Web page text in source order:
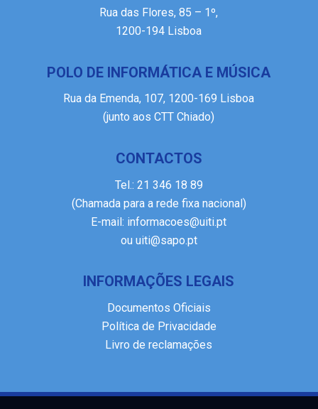
Rua das Flores, 85 – 1º,
1200-194 Lisboa
POLO DE INFORMÁTICA E MÚSICA
Rua da Emenda, 107, 1200-169 Lisboa
(junto aos CTT Chiado)
CONTACTOS
Tel.: 21 346 18 89
(Chamada para a rede fixa nacional)
E-mail: informacoes@uiti.pt
ou uiti@sapo.pt
INFORMAÇÕES LEGAIS
Documentos Oficiais
Política de Privacidade
Livro de reclamações